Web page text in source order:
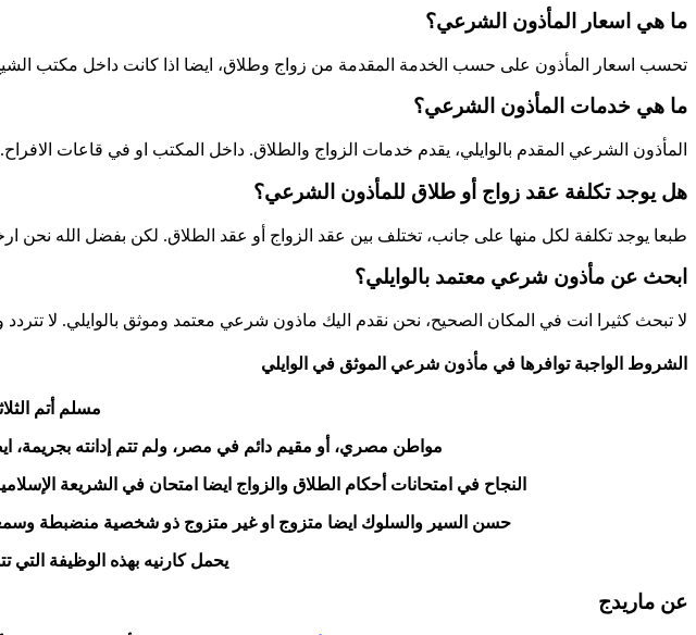
ما هي اسعار المأذون الشرعي؟
تحسب اسعار المأذون على حسب الخدمة المقدمة من زواج وطلاق، ايضا اذا كانت داخل مكتب
ما هي خدمات المأذون الشرعي؟
المأذون الشرعي المقدم بالوايلي، يقدم خدمات الزواج والطلاق. داخل المكتب او في قاعات الافراح.
هل يوجد تكلفة عقد زواج أو طلاق للمأذون الشرعي؟
طبعا يوجد تكلفة لكل منها على جانب، تختلف بين عقد الزواج أو عقد الطلاق. لكن بفضل الله نحن
ابحث عن مأذون شرعي معتمد بالوايلي؟
لا تبحث كثيرا انت في المكان الصحيح، نحن نقدم اليك ماذون شرعي معتمد وموثق بالوايلي. لا تتردد
الشروط الواجبة توافرها في مأذون شرعي الموثق في الوايلي
مسلم أتم
مواطن مصري، أو مقيم دائم في مصر، ولم تتم إدانته بجريمة،
النجاح في امتحانات أحكام الطلاق والزواج ايضا امتحان في الشريعة
حسن السير والسلوك ايضا متزوج او غير متزوج ذو شخصية منضبطة
يحمل كارنيه بهذه الوظيفة التي
عن ماريدج